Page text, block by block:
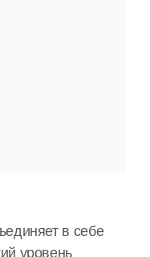
в себе
уровень